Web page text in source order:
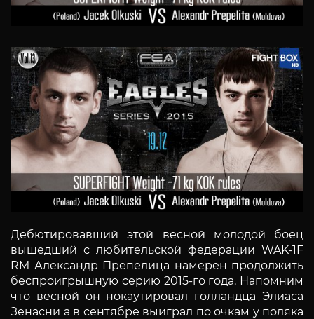
Дебютировавший этой весной молодой боец
вышедший с любительской федерации WAK-1F
RM Александр Препелица намерен продолжить
беспроигрышную серию 2015-го года. Напомним
что весной он нокаутировал голландца Элиаса
Зенасни а в сентябре выиграл по очкам у поляка